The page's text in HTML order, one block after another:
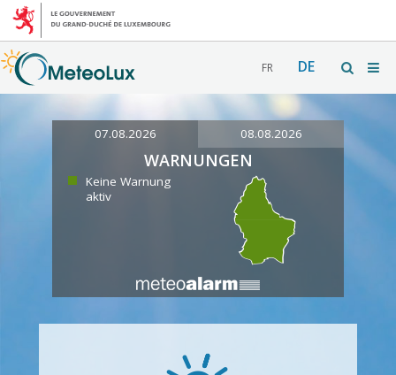
FR DE
07.08.2026 08.08.2026
WARNUNGEN
Keine Warnung
aktiv